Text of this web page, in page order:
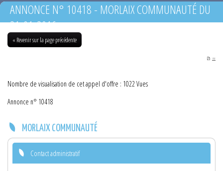
ANNONCE N° 10418 - MORLAIX COMMUNAUTÉ DU
21-01-2016
« Revenir sur la page précédente
PDF
Nombre de visualisation de cet appel d'offre : 1022 Vues
Annonce n° 10418
MORLAIX COMMUNAUTÉ
Contact administratif